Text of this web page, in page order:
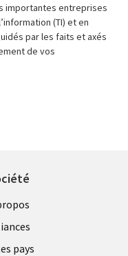
importantes entreprises
(TI) et en
par les faits et axés
de vos
pays